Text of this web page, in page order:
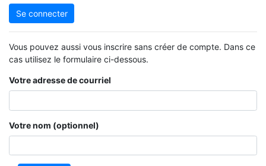
Se connecter
Vous pouvez aussi vous inscrire sans créer de compte. Dans ce
cas utilisez le formulaire ci-dessous.
Votre adresse de courriel
Votre nom (optionnel)